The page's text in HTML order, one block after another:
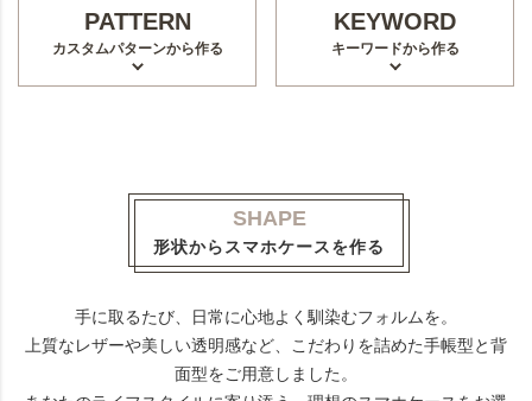
PATTERN
カスタムパターンから作る
KEYWORD
キーワードから作る
SHAPE
形状からスマホケースを作る
手に取るたび、日常に心地よく馴染むフォルムを。
上質なレザーや美しい透明感など、こだわりを詰めた手帳型と背
面型をご用意しました。